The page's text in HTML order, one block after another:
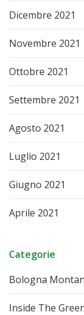
Dicembre 2021
Novembre 2021
Ottobre 2021
Settembre 2021
Agosto 2021
Luglio 2021
Giugno 2021
Aprile 2021
Categorie
Bologna
Inside The